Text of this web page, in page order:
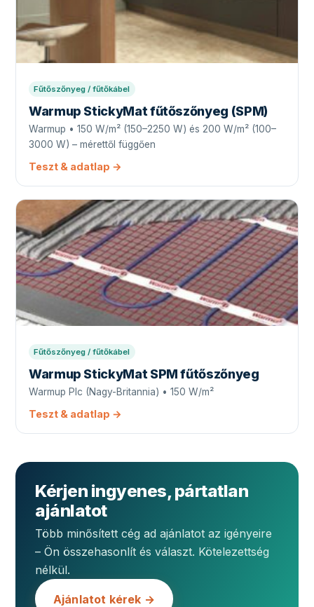
Fűtőszőnyeg / fűtőkábel
Warmup StickyMat fűtőszőnyeg (SPM)
Warmup • 150 W/m² (150–2250 W) és 200 W/m² (100–
3000 W) – mérettől függően
Teszt & adatlap →
Fűtőszőnyeg / fűtőkábel
Warmup StickyMat SPM fűtőszőnyeg
Warmup Plc (Nagy-Britannia) • 150 W/m²
Teszt & adatlap →
Kérjen ingyenes, pártatlan
ajánlatot
Több minősített cég ad ajánlatot az igényeire
– Ön összehasonlít és választ. Kötelezettség
nélkül.
Ajánlatot kérek →